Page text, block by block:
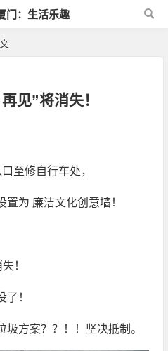
门：生活乐趣
见”将消失！
至修自行车处，
为 廉洁文化创意墙！
！
！
方案？？！！坚决抵制。